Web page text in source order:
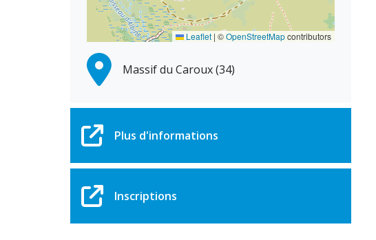
Leaflet | ©OpenStreetMapcontributors
Massif du Caroux (34)
Plus d'informations
Inscriptions